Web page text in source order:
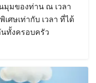
มุมของท่าน ณ เวลา
ศษเท่ากับ เวลา ที่ได้
ทั้งครอบครัว